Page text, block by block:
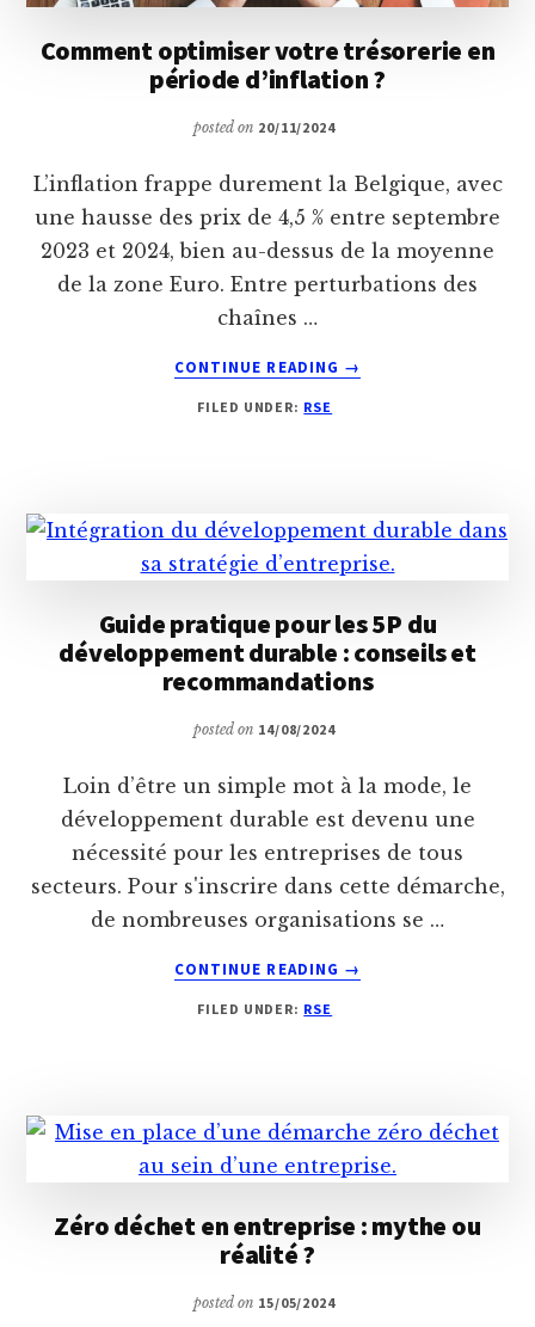
Comment optimiser votre trésorerie en
période d’inflation ?
posted on 20/11/2024
L’inflation frappe durement la Belgique, avec
une hausse des prix de 4,5 % entre septembre
2023 et 2024, bien au-dessus de la moyenne
de la zone Euro. Entre perturbations des
chaînes …
CONTINUE READING
ABOUT
PÉRIODE
D’INFLATION
?
→
FILED UNDER: RSE
Guide pratique pour les 5P du
développement durable : conseils et
recommandations
posted on 14/08/2024
Loin d’être un simple mot à la mode, le
développement durable est devenu une
nécessité pour les entreprises de tous
secteurs. Pour s'inscrire dans cette démarche,
de nombreuses organisations se …
CONTINUE READING
ABOUT
DU
DÉVELOPPEMENT
DURABLE
CONSEILS
→
FILED UNDER: RSE
Zéro déchet en entreprise : mythe ou
réalité ?
posted on 15/05/2024